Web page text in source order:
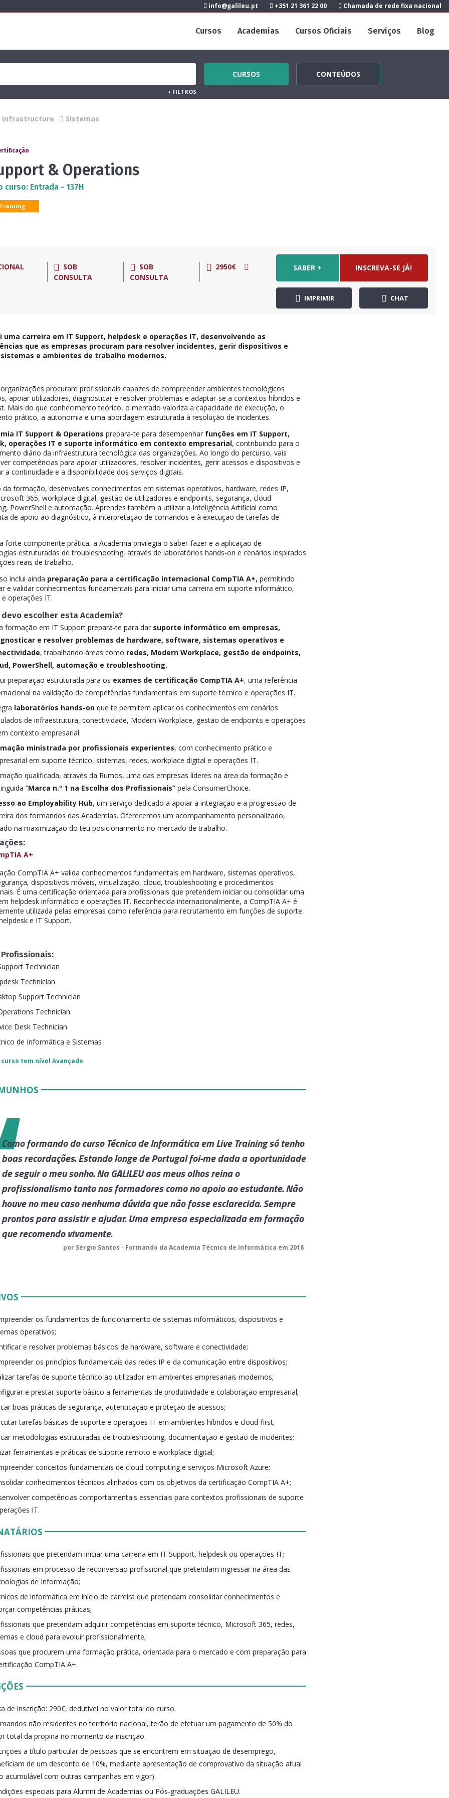
info@galileu.pt +351 21 361 22 00 Chamada de rede fixa nacional
Cursos Academias Cursos Oficiais Serviços Blog
CURSOS CONTEÚDOS
+ FILTROS
Infrastructure Sistemas
& Operations
curso: Entrada - 137H
SOB
CONSULTA
SOB
CONSULTA
2950€ SABER + INSCREVA-SE JÁ!
IMPRIMIR CHAT
uma carreira em IT Support, helpdesk e operações IT, desenvolvendo as
que as empresas procuram para resolver incidentes, gerir dispositivos e
e ambientes de trabalho modernos.
procuram profissionais capazes de compreender ambientes tecnológicos
apoiar utilizadores, diagnosticar e resolver problemas e adaptar-se a contextos híbridos e
Mais do que conhecimento teórico, o mercado valoriza a capacidade de execução, o
prático, a autonomia e uma abordagem estruturada à resolução de incidentes.
IT Support & Operations prepara-te para desempenhar funções em IT Support,
operações IT e suporte informático em contexto empresarial, contribuindo para o
diário da infraestrutura tecnológica das organizações. Ao longo do percurso, vais
competências para apoiar utilizadores, resolver incidentes, gerir acessos e dispositivos e
a continuidade e a disponibilidade dos serviços digitais.
da formação, desenvolves conhecimentos em sistemas operativos, hardware, redes IP,
365, workplace digital, gestão de utilizadores e endpoints, segurança, cloud
PowerShell e automação. Aprendes também a utilizar a Inteligência Artificial como
de apoio ao diagnóstico, à interpretação de comandos e à execução de tarefas de
forte componente prática, a Academia privilegia o saber-fazer e a aplicação de
estruturadas de troubleshooting, através de laboratórios hands-on e cenários inspirados
reais de trabalho.
inclui ainda preparação para a certificação internacional CompTIA A+, permitindo
e validar conhecimentos fundamentais para iniciar uma carreira em suporte informático,
e operações IT.
devo escolher esta Academia?
formação em IT Support prepara-te para dar suporte informático em empresas,
e resolver problemas de hardware, software, sistemas operativos e
, trabalhando áreas como redes, Modern Workplace, gestão de endpoints,
PowerShell, automação e troubleshooting.
preparação estruturada para os exames de certificação CompTIA A+, uma referência
na validação de competências fundamentais em suporte técnico e operações IT.
laboratórios hands-on que te permitem aplicar os conhecimentos em cenários
de infraestrutura, conectividade, Modern Workplace, gestão de endpoints e operações
contexto empresarial.
ministrada por profissionais experientes, com conhecimento prático e
em suporte técnico, sistemas, redes, workplace digital e operações IT.
qualificada, através da Rumos, uma das empresas líderes na área da formação e
“Marca n.º 1 na Escolha dos Profissionais”pela ConsumerChoice.
ao Employability Hub, um serviço dedicado a apoiar a integração e a progressão de
dos formandos das Academias. Oferecemos um acompanhamento personalizado,
na maximização do teu posicionamento no mercado de trabalho.
A+
CompTIA A+ valida conhecimentos fundamentais em hardware, sistemas operativos,
dispositivos móveis, virtualização, cloud, troubleshooting e procedimentos
É uma certificação orientada para profissionais que pretendem iniciar ou consolidar uma
helpdesk informático e operações IT. Reconhecida internacionalmente, a CompTIA A+ é
utilizada pelas empresas como referência para recrutamento em funções de suporte
e IT Support.
Technician
Technician
Support Technician
Technician
Desk Technician
de Informática e Sistemas
curso tem nívelAvançado
Como formando do curso Técnico de Informática em Live Training só tenho
boas recordações. Estando longe de Portugal foi-me dada a oportunidade
de seguir o meu sonho. Na GALILEU aos meus olhos reina o
profissionalismo tanto nos formadores como no apoio ao estudante. Não
houve no meu caso nenhuma dúvida que não fosse esclarecida. Sempre
prontos para assistir e ajudar. Uma empresa especializada em formação
que recomendo vivamente.
por Sérgio Santos - Formando da Academia Técnico de Informática em 2018
os fundamentos de funcionamento de sistemas informáticos, dispositivos e
operativos;
e resolver problemas básicos de hardware, software e conectividade;
os princípios fundamentais das redes IP e da comunicação entre dispositivos;
tarefas de suporte técnico ao utilizador em ambientes empresariais modernos;
e prestar suporte básico a ferramentas de produtividade e colaboração empresarial;
boas práticas de segurança, autenticação e proteção de acessos;
tarefas básicas de suporte e operações IT em ambientes híbridos e cloud-first;
metodologias estruturadas de troubleshooting, documentação e gestão de incidentes;
ferramentas e práticas de suporte remoto e workplace digital;
conceitos fundamentais de cloud computing e serviços Microsoft Azure;
conhecimentos técnicos alinhados com os objetivos da certificação CompTIA A+;
competências comportamentais essenciais para contextos profissionais de suporte
IT.
que pretendam iniciar uma carreira em IT Support, helpdesk ou operações IT;
em processo de reconversão profissional que pretendam ingressar na área das
de Informação;
de informática em início de carreira que pretendam consolidar conhecimentos e
competências práticas;
que pretendam adquirir competências em suporte técnico, Microsoft 365, redes,
e cloud para evoluir profissionalmente;
que procurem uma formação prática, orientada para o mercado e com preparação para
CompTIA A+.
de inscrição: 290€, dedutível no valor total do curso.
não residentes no território nacional, terão de efetuar um pagamento de 50% do
total da propina no momento da inscrição.
a título particular de pessoas que se encontrem em situação de desemprego,
de um desconto de 10%, mediante apresentação de comprovativo da situação atual
acumulável com outras campanhas em vigor).
especiais para Alumni de Academias ou Pós-graduações GALILEU.